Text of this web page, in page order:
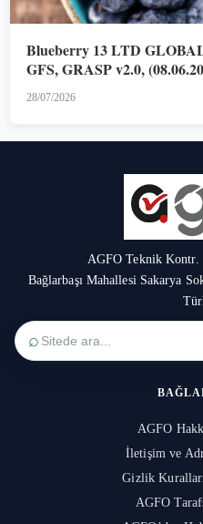
Blueberry 13 LTD
GFS, GRASP v2.0,
28/07/2026
AGFO Teknik
Bağlarbaşı Mahallesi Sakarya
⌕
AGFO
İletişim ve
Gizlik
AGFO